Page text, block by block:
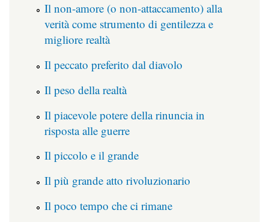
Il non-amore (o non-attaccamento) alla
verità come strumento di gentilezza e
migliore realtà
Il peccato preferito dal diavolo
Il peso della realtà
Il piacevole potere della rinuncia in
risposta alle guerre
Il piccolo e il grande
Il più grande atto rivoluzionario
Il poco tempo che ci rimane